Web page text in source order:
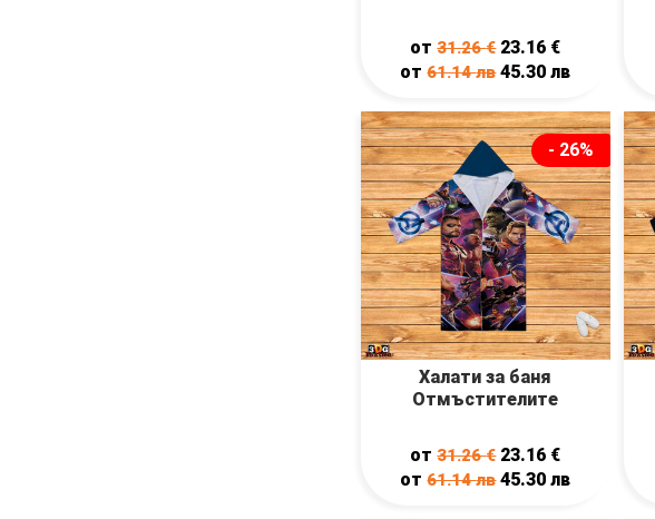
от31.26€ 23.16 €
от61.14лв 45.30лв
- 26%
Халати за баня
Отмъстителите
от31.26€ 23.16 €
от61.14лв 45.30лв